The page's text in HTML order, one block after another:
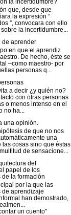
la incertidumbre?
que, desde que
la expresión “
”, convocara con ello
la incertidumbre...
de aprender
en que el aprendiz
De hecho, éste se
–como maestro- por
personas q...
a decir ¿y quién no?
con otras personas
o menos intenso en el
no ha...
una opinión.
de que no nos
una
las cosas sino que éstas
de sensacione...
del
papel de los
la formación
por la que las
de aprendizaje
han demostrado,
un cuento"